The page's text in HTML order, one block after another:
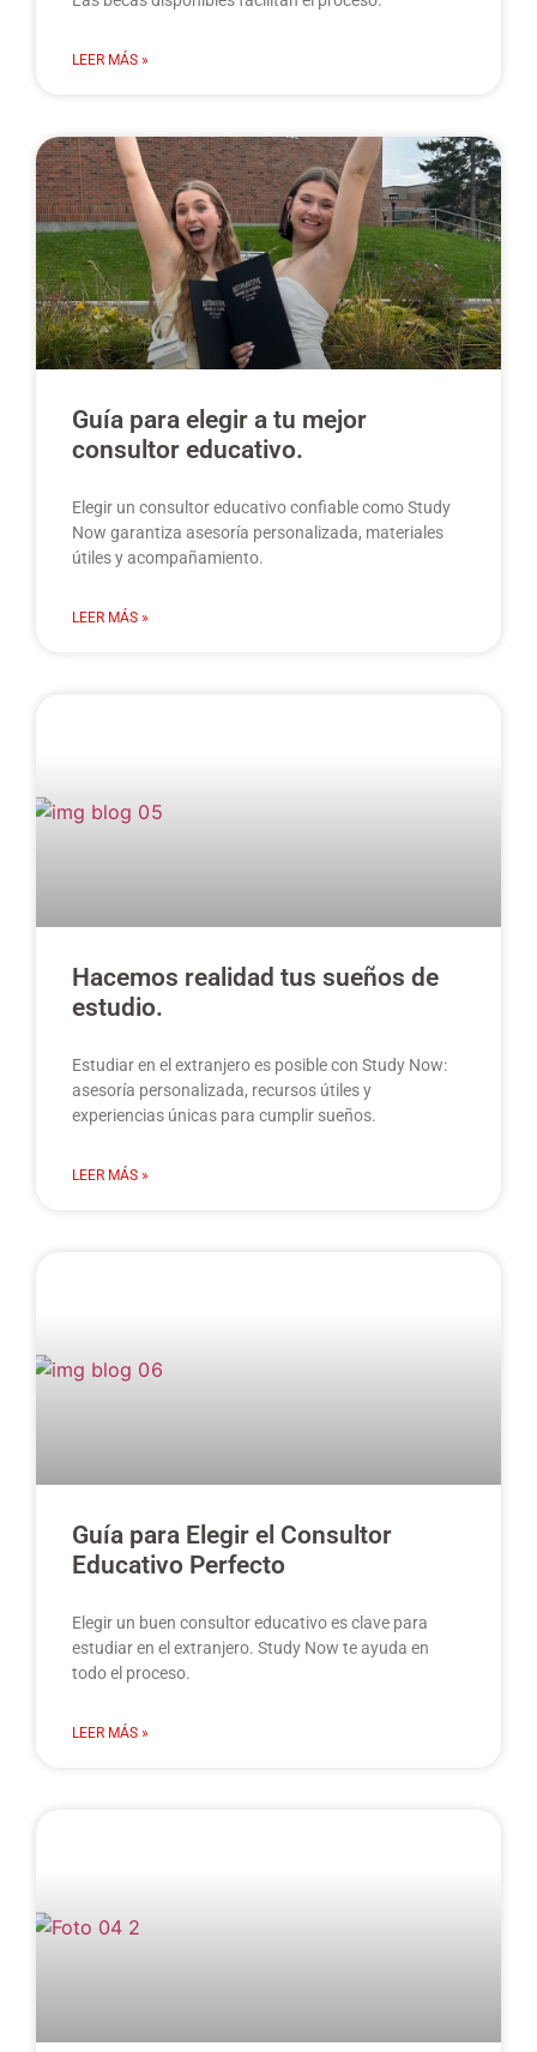
LEER MÁS »
Guía para elegir a tu mejor
consultor educativo.
Elegir un consultor educativo confiable como Study
Now garantiza asesoría personalizada, materiales
útiles y acompañamiento.
LEER MÁS »
Hacemos realidad tus sueños de
estudio.
Estudiar en el extranjero es posible con Study Now:
asesoría personalizada, recursos útiles y
experiencias únicas para cumplir sueños.
LEER MÁS »
Guía para Elegir el Consultor
Educativo Perfecto
Elegir un buen consultor educativo es clave para
estudiar en el extranjero. Study Now te ayuda en
todo el proceso.
LEER MÁS »